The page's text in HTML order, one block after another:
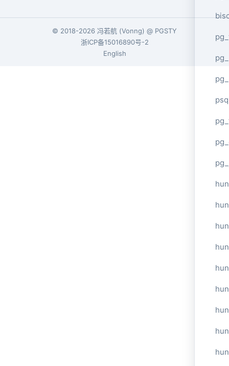
© 2018-2026 冯若航 (Vonng) @ PGSTY
浙ICP备15016890号-2
English